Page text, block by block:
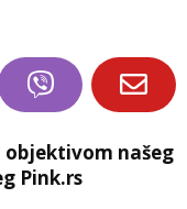
objektivom našeg
Pink.rs